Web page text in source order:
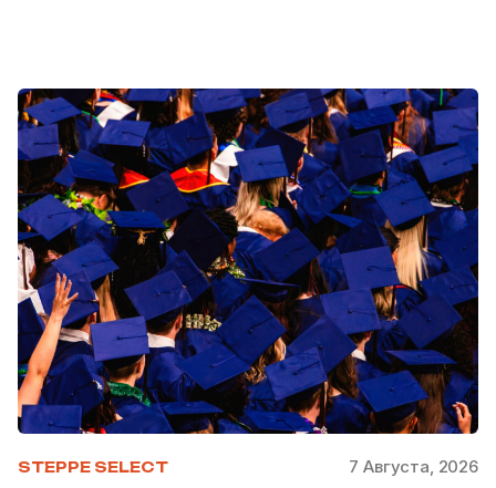
STEPPE SELECT 7 Августа, 2026